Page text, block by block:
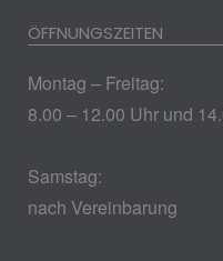
ÖFFNUNGSZEITEN
Montag – Freitag:
8.00 – 12.00 Uhr und
Samstag:
nach Vereinbarung